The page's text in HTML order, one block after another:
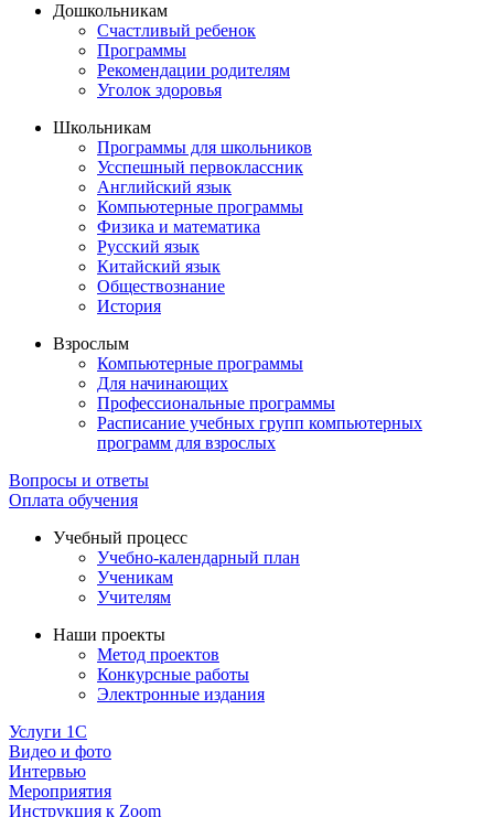
Дошкольникам
Счастливый ребенок
Программы
Рекомендации родителям
Уголок здоровья
Школьникам
Программы для школьников
Усспешный первоклассник
Английский язык
Компьютерные программы
Физика и математика
Русский язык
Китайский язык
Обществознание
История
Взрослым
Компьютерные программы
Для начинающих
Профессиональные программы
Расписание учебных групп компьютерных
программ для взрослых
Вопросы и ответы
Оплата обучения
Учебный процесс
Учебно-календарный план
Ученикам
Учителям
Наши проекты
Метод проектов
Конкурсные работы
Электронные издания
Услуги 1C
Видео и фото
Интервью
Мероприятия
Инструкция к Zoom